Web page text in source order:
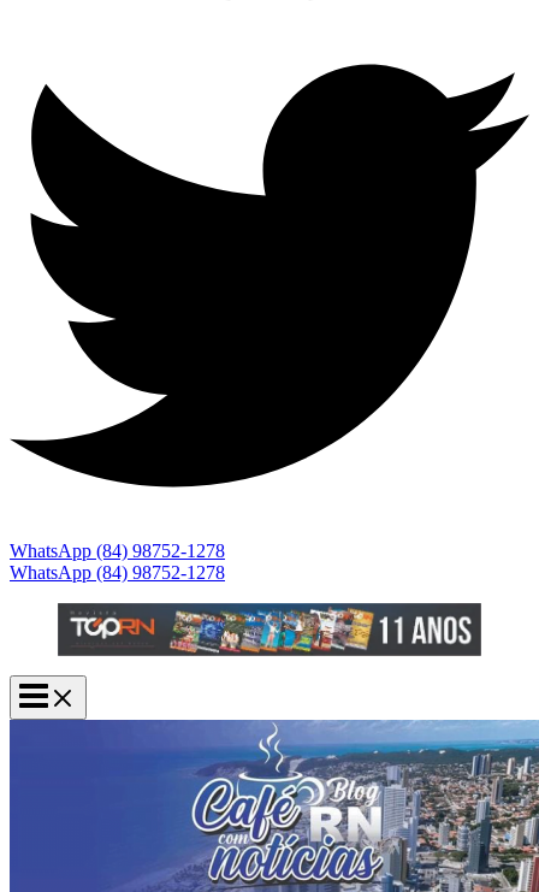
WhatsApp (84) 98752-1278
WhatsApp (84) 98752-1278